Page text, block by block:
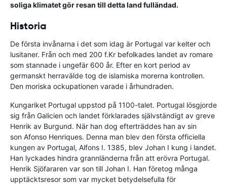
soliga klimatet gör resan till detta land fulländad.
Historia
De första invånarna i det som idag är Portugal var kelter och
lusitaner. Från och med 200 f.Kr befolkades landet av romare
som stannade i ungefär 600 år. Efter en kort period av
germanskt herravälde tog de islamiska morerna kontrollen.
Den moriska ockupationen varade i århundraden.
Kungariket Portugal uppstod på 1100-talet. Portugal lösgjorde
sig från Galicien och landet förklarades självständigt av greve
Henrik av Burgund. När han dog efterträddes han av sin
son Afonso Henriques. Denna man blev den första officiella
kungen av Portugal, Alfons I. 1385, blev Johan I kung i landet.
Han lyckades hindra grannländerna från att erövra Portugal.
Henrik Sjöfararen var son till Johan I. Han företog många
upptäcktsresor som var mycket betydelsefulla för